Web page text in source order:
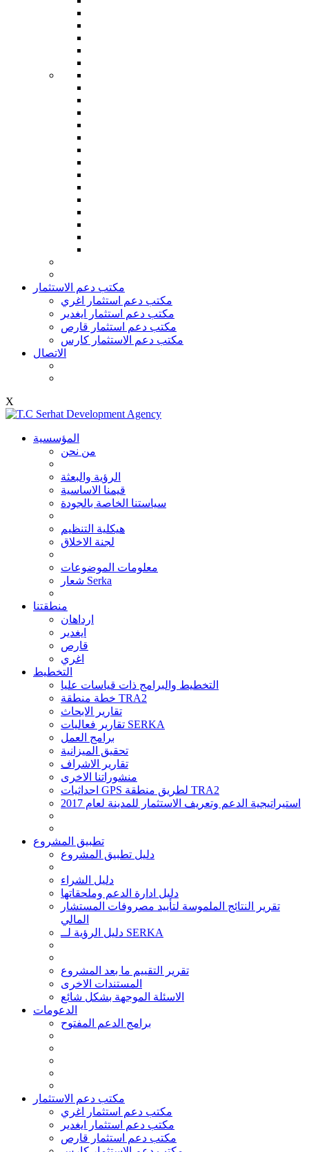
مكتب دعم الاستثمار
مكتب دعم استثمار اغري
مكتب دعم استثمار ايغدير
مكتب دعم استثمار قارص
مكتب دعم الاستثمار كارس
الاتصال
X
المؤسسية
من نحن
الرؤية والبعثة
قيمنا الاساسية
سياستنا الخاصة بالجودة
هيكلية التنظيم
لجنة الاخلاق
معلومات الموضوعات
شعار Serka
منطقتنا
ارداهان
ايغدير
قارص
اغري
التخطيط
التخطيط والبرامج ذات قياسات عليا
خطة منطقة TRA2
تقارير الابحاث
تقارير فعاليات SERKA
برامج العمل
تحقيق الميزانية
تقارير الاشراف
منشوراتنا الاخرى
احداثيات GPS لطريق منطقة TRA2
استيراتيجية الدعم وتعريف الاستثمار للمدينة لعام 2017
تطبيق المشروع
دليل تطبيق المشروع
دليل الشراء
دليل ادارة الدعم وملحقاتها
تقرير النتائج الملموسة لتأييد مصروفات المستشار
المالي
دليل الرؤية لــ SERKA
تقرير التقييم ما بعد المشروع
المستندات الاخرى
الاسئلة الموجهة بشكل شائع
الدعومات
برامج الدعم المفتوح
مكتب دعم الاستثمار
مكتب دعم استثمار اغري
مكتب دعم استثمار ايغدير
مكتب دعم استثمار قارص